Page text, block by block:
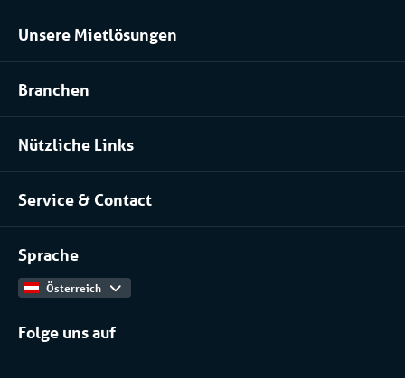
Unsere Mietlösungen
Kühlraum und Tiefkühlraum mieten
Prozessanlage mieten
Klimatisierung mieten
Branchen
Lebensmittel
Pharma
Serverraum & Rechenzentren
Chemische industrie
Installateure
Nützliche Links
Über uns
Unser Team
Arbeiten bei
Produktkatalog
Service & Contact
Kontakt
Sprache
Österreich
Folge uns auf